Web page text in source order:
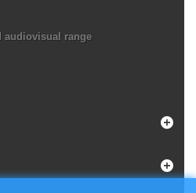
audiovisual range